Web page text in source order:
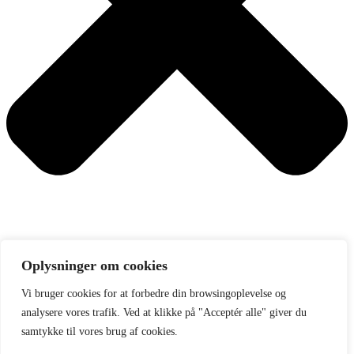
Oplysninger om cookies
Vi bruger cookies for at forbedre din browsingoplevelse og
analysere vores trafik. Ved at klikke på "Acceptér alle" giver du
samtykke til vores brug af cookies.
Søg
Få MMA-overblikket
I vores månedlige nyhedsbrev samler Fighting.dk op på de vigtigste